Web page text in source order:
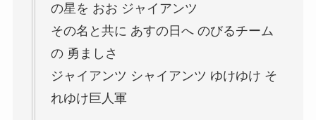
の星を おお ジャイアンツ
その名と共に あすの日へ のびるチーム
の 勇ましさ
ジャイアンツ シャイアンツ ゆけゆけ そ
れゆけ巨人軍